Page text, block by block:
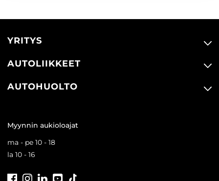
YRITYS
AUTOLIIKKEET
AUTOHUOLTO
Myynnin aukioloajat
ma - pe 10 - 18
la 10 - 16
FacebookInstagramLinkedInYoutube